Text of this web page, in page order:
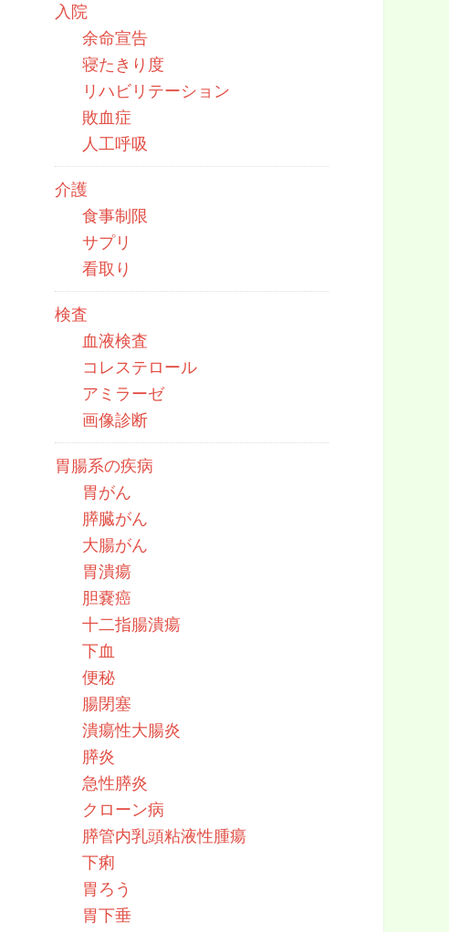
入院
余命宣告
寝たきり度
リハビリテーション
敗血症
人工呼吸
介護
食事制限
サプリ
看取り
検査
血液検査
コレステロール
アミラーゼ
画像診断
胃腸系の疾病
胃がん
膵臓がん
大腸がん
胃潰瘍
胆嚢癌
十二指腸潰瘍
下血
便秘
腸閉塞
潰瘍性大腸炎
膵炎
急性膵炎
クローン病
膵管内乳頭粘液性腫瘍
下痢
胃ろう
胃下垂